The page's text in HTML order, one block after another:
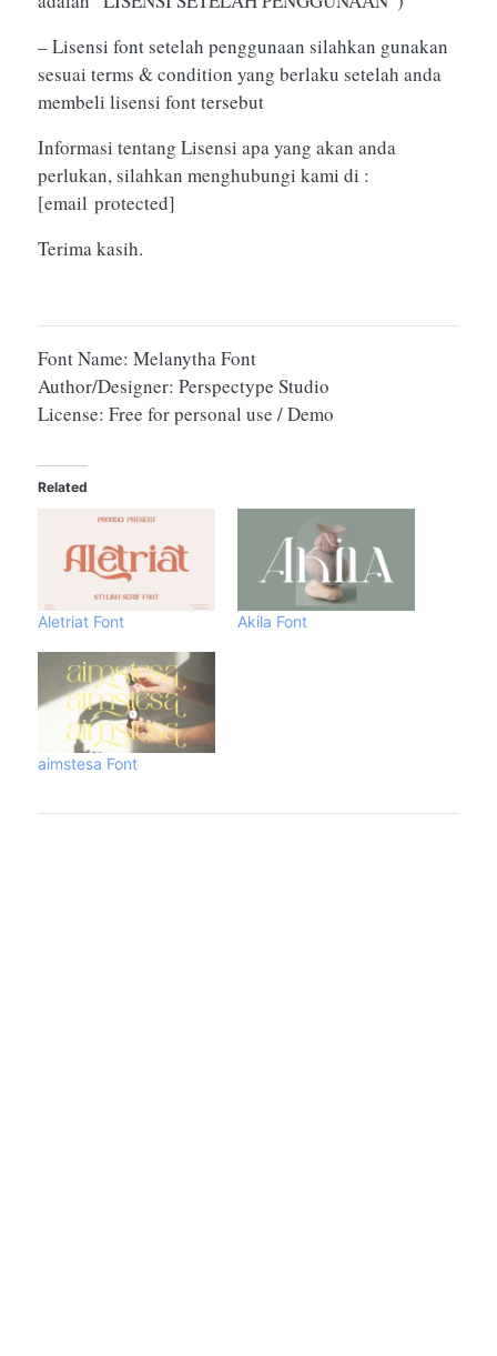
– Lisensi font setelah penggunaan silahkan gunakan
sesuai terms & condition yang berlaku setelah anda
membeli lisensi font tersebut
Informasi tentang Lisensi apa yang akan anda
perlukan, silahkan menghubungi kami di :
[email protected]
Terima kasih.
Font Name: Melanytha Font
Author/Designer: Perspectype Studio
License: Free for personal use / Demo
Related
Aletriat Font Akila Font
aimstesa Font